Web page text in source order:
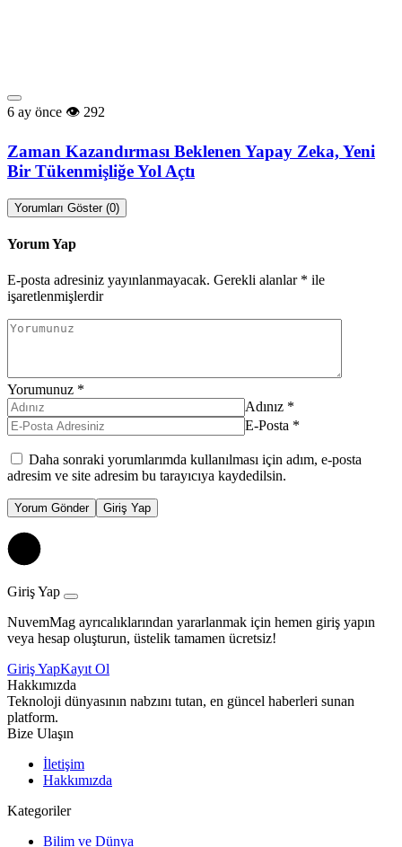
6 ay önce 292
Zaman Kazandırması Beklenen Yapay Zeka, Yeni
Bir Tükenmişliğe Yol Açtı
Yorumları Göster (0)
Yorum Yap
E-posta adresiniz yayınlanmayacak. Gerekli alanlar * ile
işaretlenmişlerdir
Yorumunuz *
Adınız *
E-Posta *
Daha sonraki yorumlarımda kullanılması için adım, e-posta
adresim ve site adresim bu tarayıcıya kaydedilsin.
Yorum Gönder Giriş Yap
Giriş Yap
NuvemMag ayrıcalıklarından yararlanmak için hemen giriş yapın
veya hesap oluşturun, üstelik tamamen ücretsiz!
Giriş YapKayıt Ol
Hakkımızda
Teknoloji dünyasının nabzını tutan, en güncel haberleri sunan
platform.
Bize Ulaşın
İletişim
Hakkımızda
Kategoriler
Bilim ve Dünya